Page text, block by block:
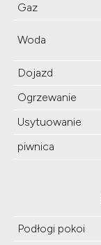
Gaz
Woda
Dojazd
Ogrzewanie
Usytuowanie
piwnica
Podłogi pokoi